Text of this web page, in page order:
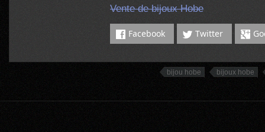
Vente de bijoux Hobe
Facebook Twitter
bijou hobe bijoux hobe